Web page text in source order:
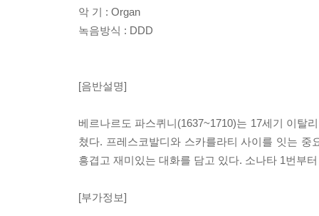
악 기 : Organ
녹음방식 : DDD
[음반설명]
베르나르도 파스퀴니(1637~1710)는 17세기 이탈
쳤다. 프레스코발디와 스카를라티 사이를 잇는
흥겹고 재미있는 대화를 담고 있다. 소나타 1번부
[부가정보]